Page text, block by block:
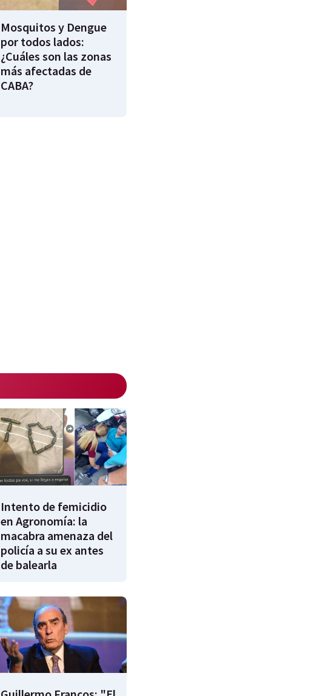
Mosquitos y Dengue
por todos lados:
¿Cuáles son las zonas
más afectadas de
CABA?
Intento de femicidio
en Agronomía: la
macabra amenaza del
policía a su ex antes
de balearla